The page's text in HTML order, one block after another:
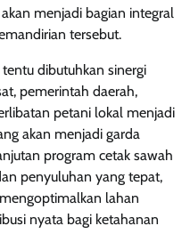
menjadi bagian integral
tersebut.
dibutuhkan sinergi
pemerintah daerah,
petani lokal menjadi
akan menjadi garda
program cetak sawah
penyuluhan yang tepat,
lahan
nyata bagi ketahanan